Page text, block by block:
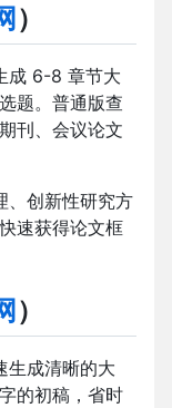
）
成 6-8 章节大
题。普通版查
刊、会议论文
、创新性研究方
速获得论文框
）
生成清晰的大
的初稿，省时